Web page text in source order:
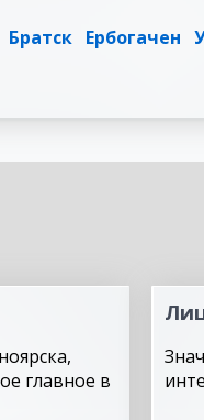
Братск Ербогачен
главное в